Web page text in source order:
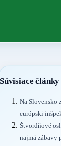
Súvisiace články
Na Slovensko
európski
Štvordňové
najmä zábavy